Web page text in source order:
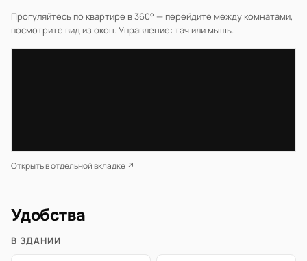
Прогуляйтесь по квартире в 360° — перейдите между комнатами,
посмотрите вид из окон. Управление: тач или мышь.
Открыть в отдельной вкладке ↗
Удобства
В ЗДАНИИ